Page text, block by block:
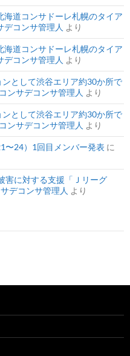
海道コンサドーレ札幌のタイア
デコンサ管理人 より
海道コンサドーレ札幌のタイア
デコンサ管理人 より
として渋谷エリア約30か所で
コンサデコンサ管理人 より
として渋谷エリア約30か所で
コンサデコンサ管理人 より
〜24）1回目メンバー発表 に
害に対する支援「Ｊリーグ
デコンサ管理人 より